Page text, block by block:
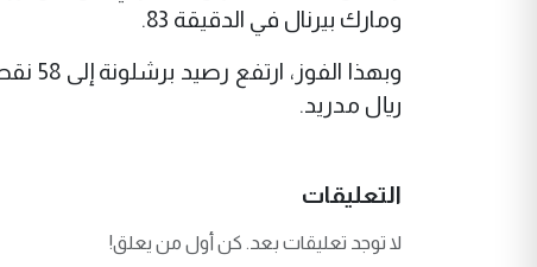
ومارك بيرنال في الدقيقة 83.
ريال مدريد.
التعليقات
لا توجد تعليقات بعد. كن أول من يعلق!